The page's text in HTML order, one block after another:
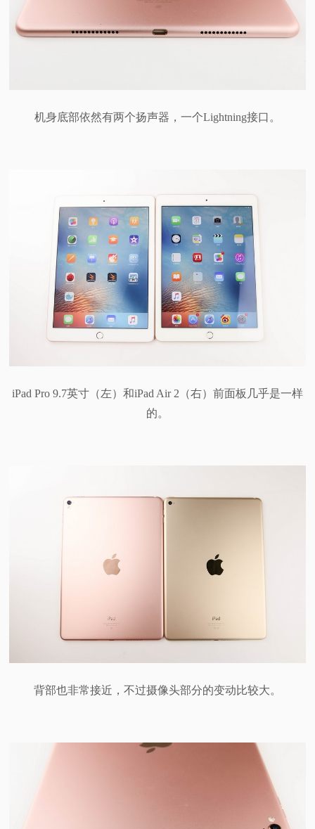
机身底部依然有两个扬声器，一个Lightning接口。
iPad Pro 9.7英寸（左）和iPad Air 2（右）前面板几乎是一样
的。
背部也非常接近，不过摄像头部分的变动比较大。